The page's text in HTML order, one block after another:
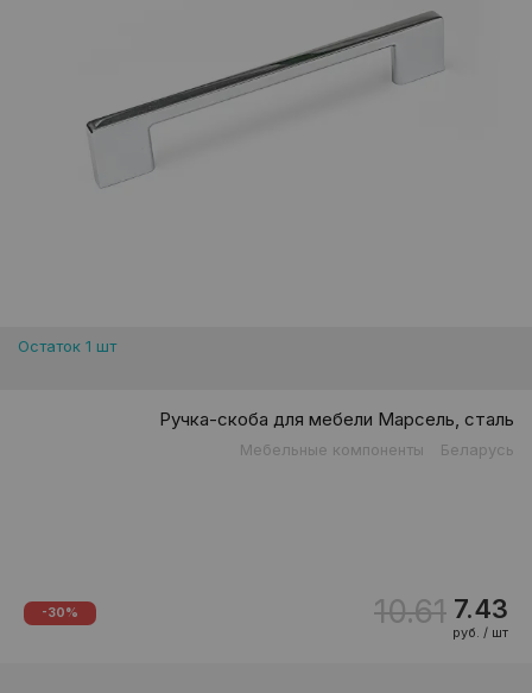
Остаток 1 шт
Ручка-скоба для мебели Марсель, сталь
Мебельные компоненты Беларусь
-30% 10.61 7.43
руб. / шт